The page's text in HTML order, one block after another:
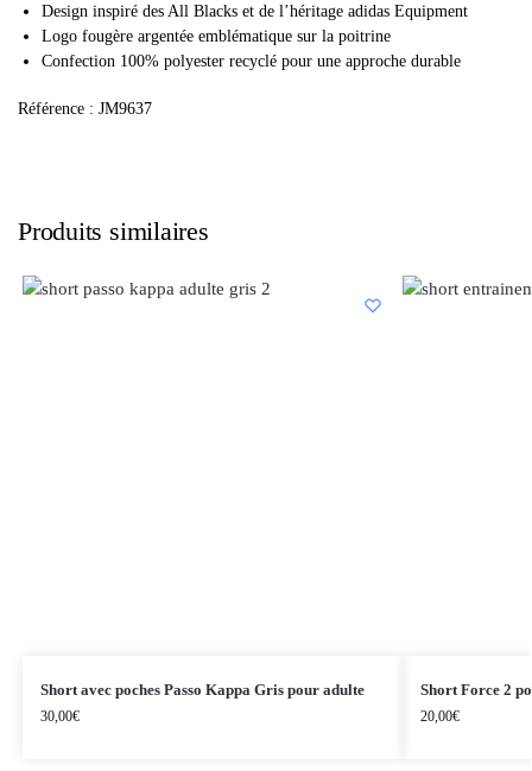
Design inspiré des All Blacks et de l’héritage adidas Equipment
Logo fougère argentée emblématique sur la poitrine
Confection 100% polyester recyclé pour une approche durable
Référence : JM9637
Produits similaires
Short avec poches Passo Kappa Gris pour adulte
30,00€
Short Force 2
20,00€